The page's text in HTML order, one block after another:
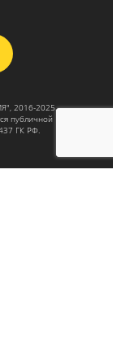
2016-2025.
публичной
ГК РФ.